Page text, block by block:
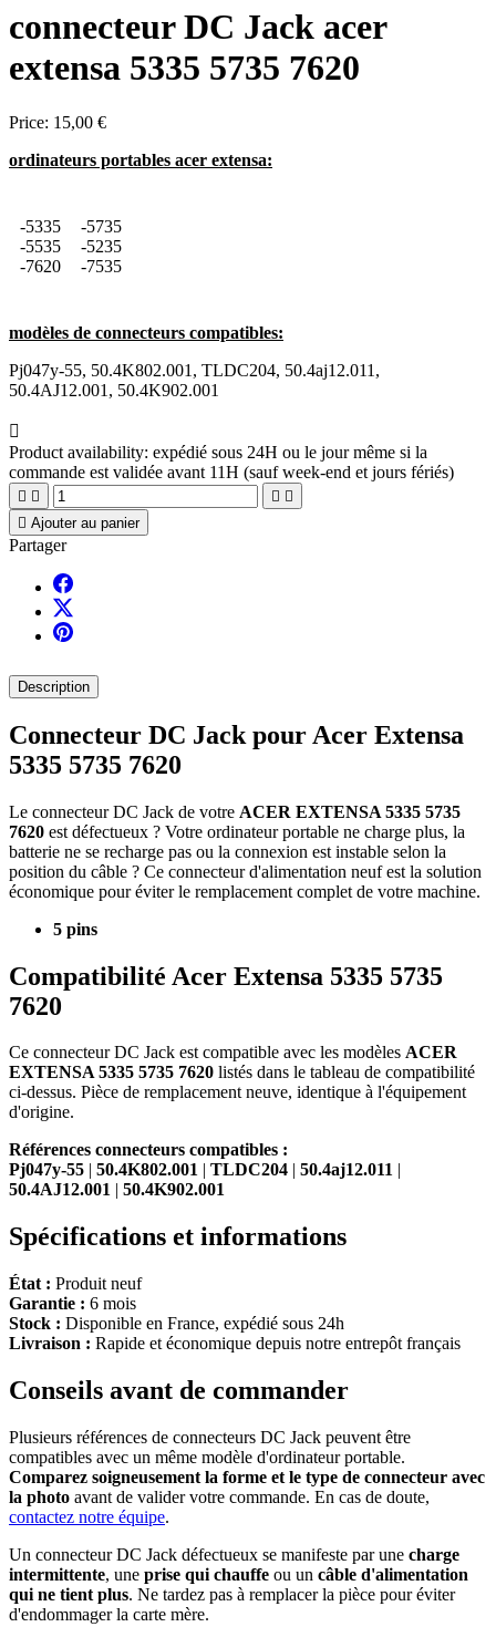
connecteur DC Jack acer
extensa 5335 5735 7620
Price: 15,00 €
ordinateurs portables acer extensa:
-5335
-5535
-7620
-5735
-5235
-7535
modèles de connecteurs compatibles:
Pj047y-55, 50.4K802.001, TLDC204, 50.4aj12.011,
50.4AJ12.001, 50.4K902.001

Product availability: expédié sous 24H ou le jour même si la
commande est validée avant 11H (sauf week-end et jours fériés)
   
 Ajouter au panier
Partager
Description
Connecteur DC Jack pour Acer Extensa
5335 5735 7620
Le connecteur DC Jack de votre ACER EXTENSA 5335 5735
7620 est défectueux ? Votre ordinateur portable ne charge plus, la
batterie ne se recharge pas ou la connexion est instable selon la
position du câble ? Ce connecteur d'alimentation neuf est la solution
économique pour éviter le remplacement complet de votre machine.
5 pins
Compatibilité Acer Extensa 5335 5735
7620
Ce connecteur DC Jack est compatible avec les modèles ACER
EXTENSA 5335 5735 7620 listés dans le tableau de compatibilité
ci-dessus. Pièce de remplacement neuve, identique à l'équipement
d'origine.
Références connecteurs compatibles :
Pj047y-55 | 50.4K802.001 | TLDC204 | 50.4aj12.011 |
50.4AJ12.001 | 50.4K902.001
Spécifications et informations
État : Produit neuf
Garantie : 6 mois
Stock : Disponible en France, expédié sous 24h
Livraison : Rapide et économique depuis notre entrepôt français
Conseils avant de commander
Plusieurs références de connecteurs DC Jack peuvent être
compatibles avec un même modèle d'ordinateur portable.
Comparez soigneusement la forme et le type de connecteur avec
la photo avant de valider votre commande. En cas de doute,
contactez notre équipe.
Un connecteur DC Jack défectueux se manifeste par une charge
intermittente, une prise qui chauffe ou un câble d'alimentation
qui ne tient plus. Ne tardez pas à remplacer la pièce pour éviter
d'endommager la carte mère.